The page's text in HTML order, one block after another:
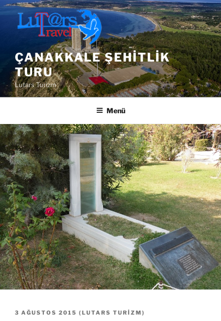
İçeriğe
geç
ÇANAKKALE ŞEHITLIK
TURU
Lutars Turizm
Menü
YAYIM
3 AĞUSTOS 2015 ( LUTARS TURIZM )